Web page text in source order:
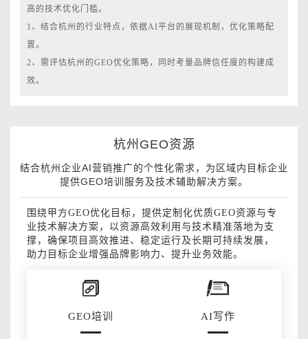
高的技术优化门槛。
1、结合杭州的行业特点，依据AI平台的展现机制，优化策略配
置。
2、需评估杭州的GEO优化策略，同时考量品牌信任度的构建成
效。
杭州GEO资源
结合杭州企业AI营销推广的个性化需求，为区域内目标企业
提供GEO培训服务及技术辅助解决方案。
围绕甲方GEO优化目标，提供定制化优质GEO资源与专
业技术解决方案，以资源高效利用与技术精准落地为支
撑，确保项目高效推进、稳定运行及长期可持续发展，
助力目标企业增强品牌影响力、提升业务效能。
GEO培训 AI写作